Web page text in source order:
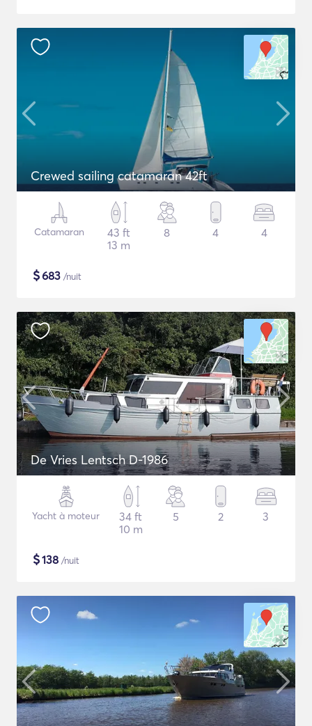
Crewed sailing catamaran 42ft
Catamaran
43 ft
13 m
8 4 4
$683 /nuit
De Vries Lentsch D-1986
Yacht à moteur
34 ft
10 m
5 2 3
$138 /nuit